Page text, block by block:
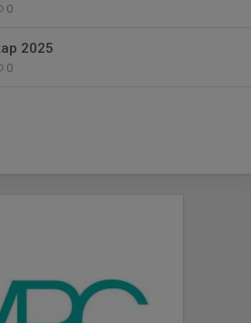
0
2025
0